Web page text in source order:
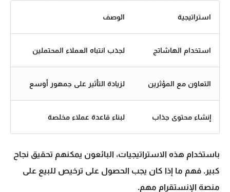
استراتيجية الوصف
استخدام الهاشاتج لجذب انتباه العملاء المحتملين
التعاون مع المؤثرين لزيادة التأثير على جمهور أوسع
إنشاء محتوى جذاب لبناء قاعدة عملاء مخلصة
باستخدام هذه الاستراتيجيات، البائعون يمكنهم تحقيق نجاح
كبير. فهم ما إذا كان يجب الحصول على ترخيص للبيع على
منصة الإنستقرام مهم.